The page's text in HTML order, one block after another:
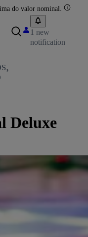
do valor nominal.
1 new
notification
Deluxe